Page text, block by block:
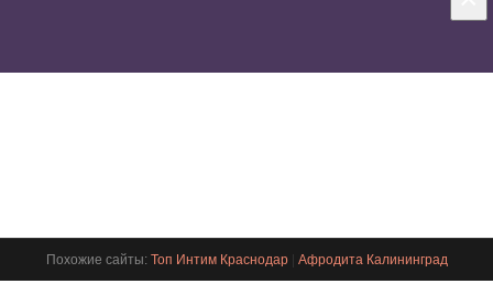
Похожие сайты: Топ Интим Краснодар| Афродита Калининград